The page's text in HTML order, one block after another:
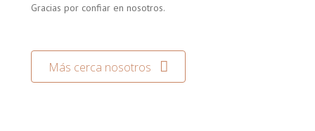
Gracias por confiar en nosotros.
Más cerca nosotros